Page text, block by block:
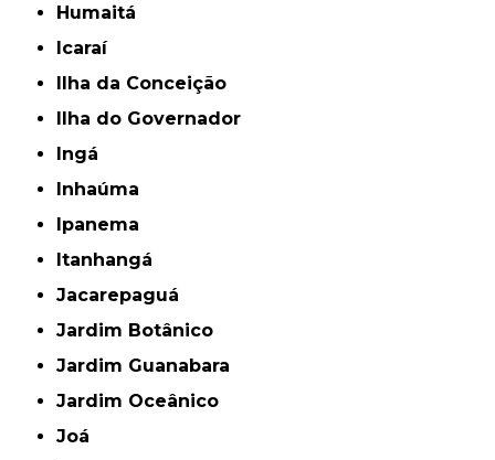
Humaitá
Icaraí
Ilha da Conceição
Ilha do Governador
Ingá
Inhaúma
Ipanema
Itanhangá
Jacarepaguá
Jardim Botânico
Jardim Guanabara
Jardim Oceânico
Joá